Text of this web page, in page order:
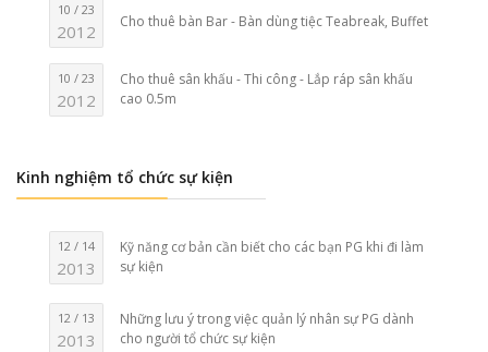
10 / 23
2012 Cho thuê bàn Bar - Bàn dùng tiệc Teabreak, Buffet
10 / 23
2012
Cho thuê sân khấu - Thi công - Lắp ráp sân khấu
cao 0.5m
Kinh nghiệm tổ chức sự kiện
12 / 14
2013
Kỹ năng cơ bản cần biết cho các bạn PG khi đi làm
sự kiện
12 / 13
2013
Những lưu ý trong việc quản lý nhân sự PG dành
cho người tổ chức sự kiện